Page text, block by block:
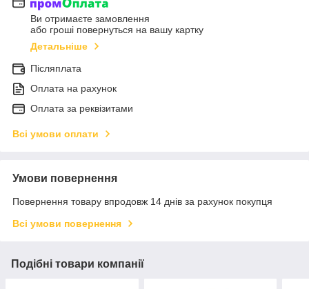
Ви отримаєте замовлення
або гроші повернуться на вашу картку
Детальніше
Післяплата
Оплата на рахунок
Оплата за реквізитами
Всі умови оплати
Умови повернення
Повернення товару впродовж 14 днів за рахунок покупця
Всі умови повернення
Подібні товари компанії